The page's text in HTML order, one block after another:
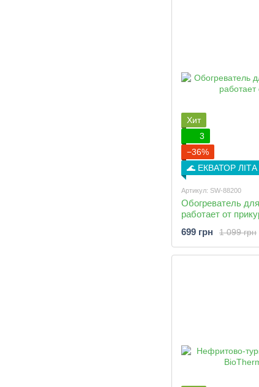
Хит
3
−36%
🌊 ЕКВАТОР ЛІТА
Артикул: SW-88200
Обогреватель
работает от
1 099 грн
699 грн